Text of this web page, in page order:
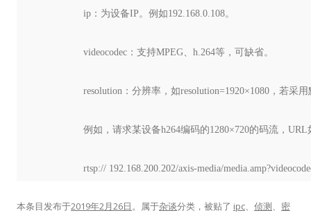
ip：为设备IP。例如192.168.0.108。
videocodec：支持MPEG、h.264等，可缺省。
resolution：分辨率，如resolution=1920×1080，若采
例如，请求某设备h264编码的1280×720的码流，URL
rtsp:// 192.168.200.202/axis-media/
本条目发布于2019年2月26日。属于杂谈分类，被贴了 ipc、 侦测、 密